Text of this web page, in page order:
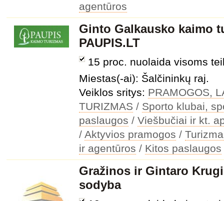
agentūros
Ginto Galkausko kaimo
PAUPIS.LT
15 proc. nuolaida visoms
Miestas(-ai): Šalčininkų raj.
Veiklos sritys: PRAMOGOS,
TURIZMAS / Sporto klubai,
paslaugos / Viešbučiai ir kt.
/ Aktyvios pramogos /
ir agentūros / Kitos paslaugos
Gražinos ir Gintaro
sodyba